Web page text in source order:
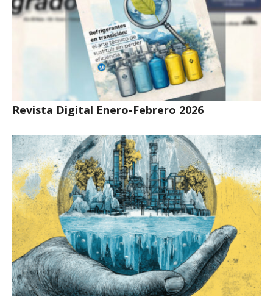
Revista Digital Enero-Febrero 2026